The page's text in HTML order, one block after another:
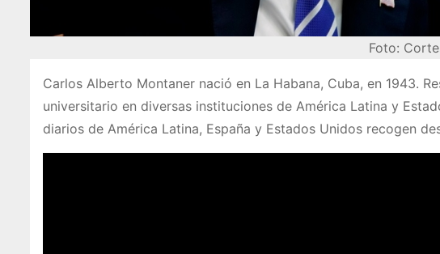
Foto:
Carlos Alberto Montaner nació en La Habana, Cuba, en 1943.
universitario en diversas instituciones de América Latina y
diarios de América Latina, España y Estados Unidos recogen